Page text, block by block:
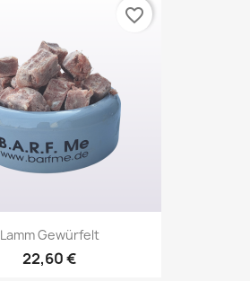
Lamm Gewürfelt
22,60 €
favorite_border